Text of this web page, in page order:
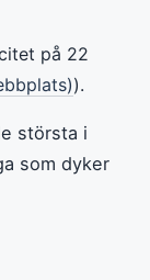
på 22
).
största i
som dyker